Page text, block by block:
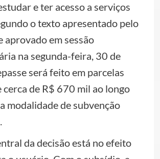
e ter acesso a serviços
o texto apresentado pelo
aprovado em sessão
na segunda-feira, 30 de
será feito em parcelas
cerca de R$ 670 mil ao longo
modalidade de subvenção
da decisão está no efeito